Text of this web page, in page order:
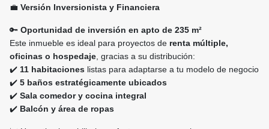
💼 Versión Inversionista y Financiera
🔑 Oportunidad de inversión en apto de 235 m²
Este inmueble es ideal para proyectos de renta múltiple,
oficinas o hospedaje , gracias a su distribución:
✔️ 11 habitaciones listas para adaptarse a tu modelo de negocio
✔️ 5 baños estratégicamente ubicados
✔️ Sala comedor y cocina integral
✔️ Balcón y área de ropas